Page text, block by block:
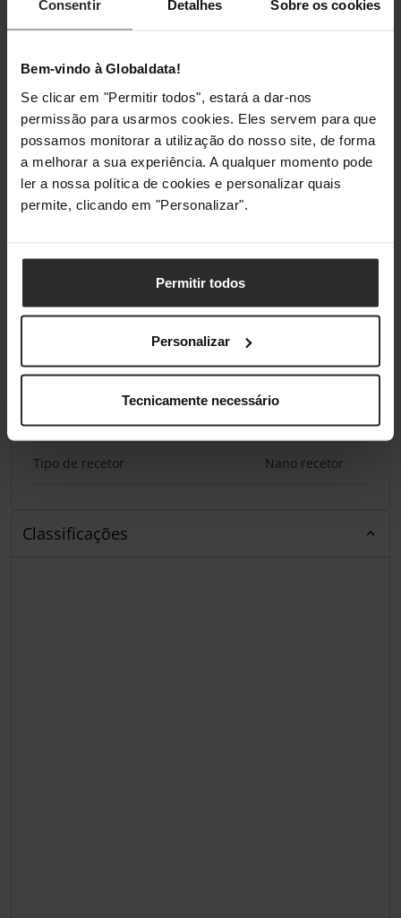
Consentir Detalhes Sobre os cookies
Bem-vindo à Globaldata!
Se clicar em "Permitir todos", estará a dar-nos
permissão para usarmos cookies. Eles servem para que
possamos monitorar a utilização do nosso site, de forma
a melhorar a sua experiência. A qualquer momento pode
ler a nossa política de cookies e personalizar quais
permite, clicando em "Personalizar".
Permitir todos
Personalizar
Tecnicamente necessário
Altura 75 mm
Peso 100 g
Quantidade por conjunto 1 unidade(s)
Tipo de embalagem
Caixa de
pendurar
Conteúdo da embalagem
Recetor incluído Sim
Tipo de recetor Nano recetor
Classificações